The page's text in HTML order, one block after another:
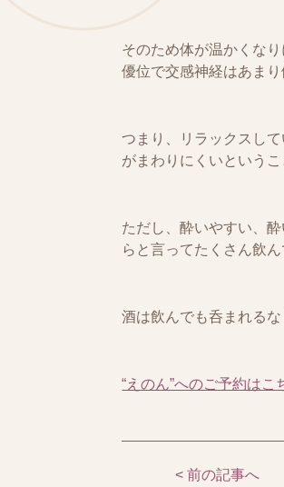
そのため体が温かくな
優位で交感神経はあまり
つまり、リラックスし
がまわりにくいというこ
ただし、酔いやすい、
らと言ってたくさん飲
酒は飲んでも呑まれるな
“えのん”へのご予約はこ
< 前の記事へ